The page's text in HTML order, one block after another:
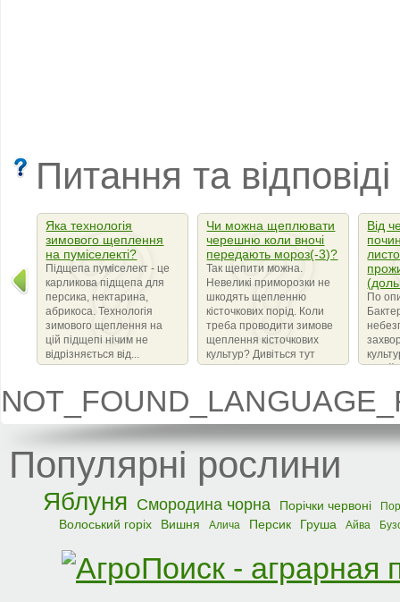
Питання та
Яка технологія
зимового щеплення
на пуміселекті?
Підщепа пуміселект - це
карликова підщепа для
персика, нектарина,
абрикоса. Технологія
зимового щеплення на
цій підщепі нічим не
відрізняється від...
Чи можна щеплювати
черешню коли вночі
передають мороз(-3)?
Так щепити можна.
Невеликі приморозки не
шкодять щепленню
кісточкових порід. Коли
треба проводити зимове
щеплення кісточкових
культур? Дивіться тут
Від
По
Популярні рослини
Яблуня Смородина чорна Порічки червоні
Волоський горіх Вишня Алича Персик Груша Айва